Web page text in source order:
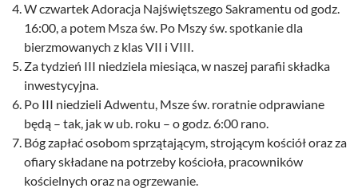
W czwartek Adoracja Najświętszego Sakramentu od godz.
16:00, a potem Msza św. Po Mszy św. spotkanie dla
bierzmowanych z klas VII i VIII.
Za tydzień III niedziela miesiąca, w naszej parafii składka
inwestycyjna.
Po III niedzieli Adwentu, Msze św. roratnie odprawiane
będą – tak, jak w ub. roku – o godz. 6:00 rano.
Bóg zapłać osobom sprzątającym, strojącym kościół oraz za
ofiary składane na potrzeby kościoła, pracowników
kościelnych oraz na ogrzewanie.